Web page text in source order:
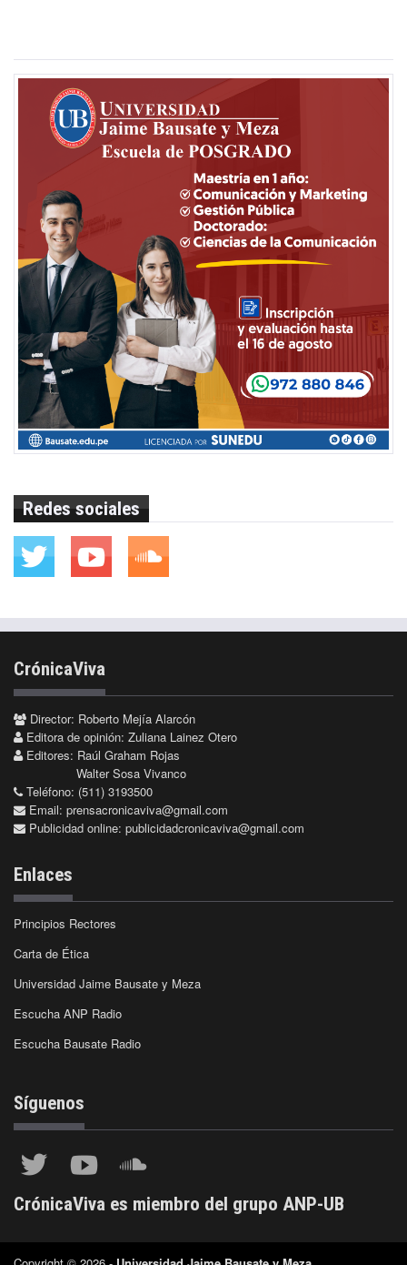
Redes sociales
CrónicaViva
Director: Roberto Mejía Alarcón
Editora de opinión: Zuliana Lainez Otero
Editores: Raúl Graham Rojas
Walter Sosa Vivanco
Teléfono: (511) 3193500
Email: prensacronicaviva@gmail.com
Publicidad online: publicidadcronicaviva@gmail.com
Enlaces
Principios Rectores
Carta de Ética
Universidad Jaime Bausate y Meza
Escucha ANP Radio
Escucha Bausate Radio
Síguenos
CrónicaViva es miembro del grupo ANP-UB